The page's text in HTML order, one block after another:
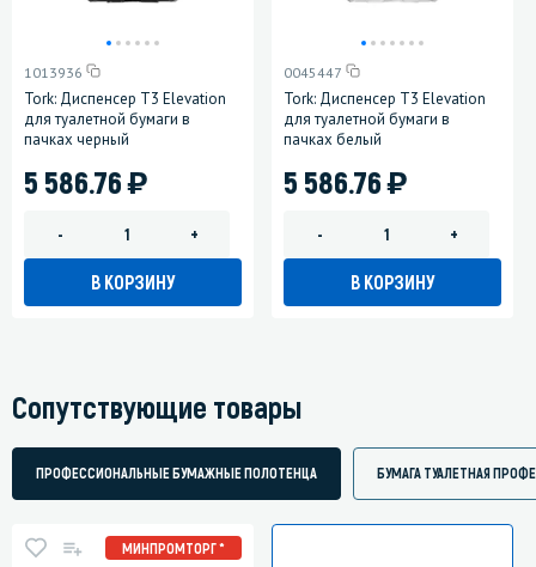
1013936
Tork: Диспенсер T3 Elevation
для туалетной бумаги в
пачках черный
5 586.76)
- +
В КОРЗИНУ
0045447
Tork: Диспенсер T3 Elevation
для туалетной бумаги в
пачках белый
5 586.76)
- +
В КОРЗИНУ
Сопутствующие товары
ПРОФЕССИОНАЛЬНЫЕ БУМАЖНЫЕ ПОЛОТЕНЦА БУМАГА ТУАЛЕТНАЯ
МИНПРОМТОРГ *